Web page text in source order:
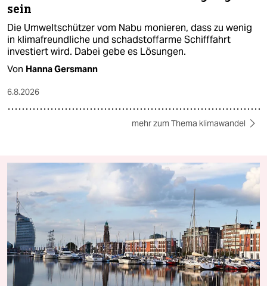
sein
Die Umweltschützer vom Nabu monieren, dass zu wenig
in klimafreundliche und schadstoffarme Schifffahrt
investiert wird. Dabei gebe es Lösungen.
Von Hanna Gersmann
6.8.2026
mehr zum Thema klimawandel